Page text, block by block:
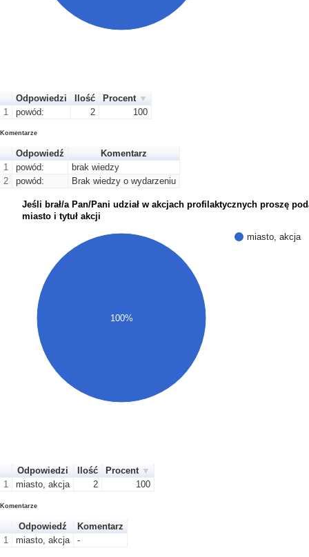
Odpowiedzi Ilość
Procent
1
powód: 2 100
Komentarze
Odpowiedź
Komentarz
1
powód:
brak wiedzy
2
powód: Brak wiedzy o wydarzeniu
Jeśli brał/a Pan/Pani udział w akcjach profilaktycznych proszę
miasto i tytuł akcji
miasto, akcja
100%
Odpowiedzi Ilość
Procent
1
miasto, akcja 2 100
Komentarze
Odpowiedź
Komentarz
1
miasto, akcja -